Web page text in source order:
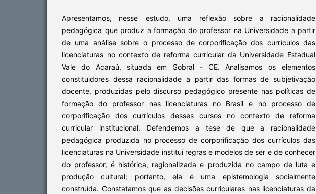
Apresentamos, nesse estudo, uma reflexão sobre a racionalidade
pedagógica que produz a formação do professor na Universidade a partir
de uma análise sobre o processo de corporificação dos currículos das
licenciaturas no contexto de reforma curricular da Universidade Estadual
Vale do Acaraú, situada em Sobral - CE. Analisamos os elementos
constituidores dessa racionalidade a partir das formas de subjetivação
docente, produzidas pelo discurso pedagógico presente nas políticas de
formação do professor nas licenciaturas no Brasil e no processo de
corporificação dos currículos desses cursos no contexto de reforma
curricular institucional. Defendemos a tese de que a racionalidade
pedagógica produzida no processo de corporificação dos currículos das
licenciaturas na Universidade institui regras e modelos de ser e de conhecer
do professor, é histórica, regionalizada e produzida no campo de luta e
produção cultural; portanto, ela é uma epistemologia socialmente
construída. Constatamos que as decisões curriculares nas licenciaturas da